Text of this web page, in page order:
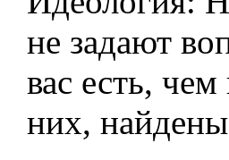
не задают
вас есть,
них,